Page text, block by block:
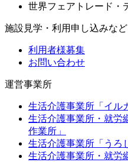
世界フェアトレード・
施設見学・利用申し込みな
利用者様募集
お問い合わせ
運営事業所
生活介護事業所「イル
生活介護事業所・就労
作業所」
生活介護事業所「うろ
生活介護事業所・就労